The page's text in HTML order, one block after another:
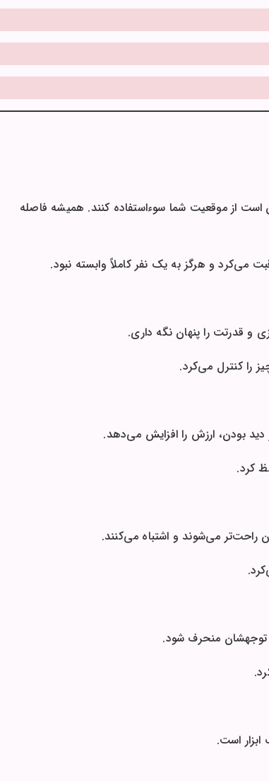
از موقعیت شما سوءاستفاده کنند. همیشه فاصله
می‌کرد و هرگز به یک نفر کاملاً وابسته نبود.
و قدرتت را پنهان نگه داری.
را کنترل می‌کرد.
دید بودن، ارزش را افزایش می‌دهد.
کرد.
راحت‌تر می‌شوند و اشتباه می‌کنند.
توجهشان منحرف شود.
است.